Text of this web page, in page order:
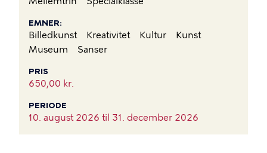
EMNER
Billedkunst Kreativitet Kultur
Kunst
Museum
Sanser
PRIS
650,00 kr.
PERIODE
10. august 2026 til 31. december 2026